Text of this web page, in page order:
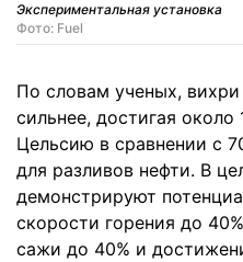
Экспериментальная установка
Фото: Fuel
По словам ученых,
сильнее, достигая около
Цельсию в сравнении с
для разливов нефти. В
демонстрируют
скорости горения до
сажи до 40% и